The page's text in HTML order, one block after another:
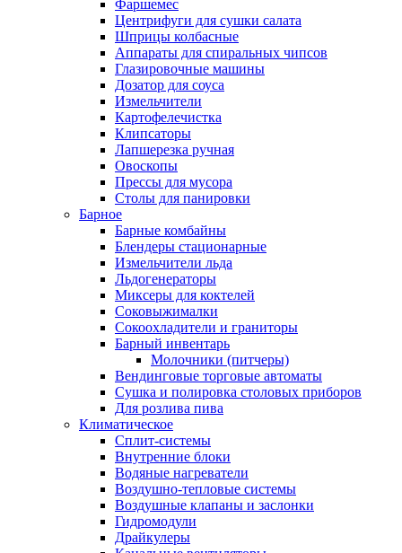
Фаршемес
Центрифуги для сушки салата
Шприцы колбасные
Аппараты для спиральных чипсов
Глазировочные машины
Дозатор для соуса
Измельчители
Картофелечистка
Клипсаторы
Лапшерезка ручная
Овоскопы
Прессы для мусора
Столы для панировки
Барное
Барные комбайны
Блендеры стационарные
Измельчители льда
Льдогенераторы
Миксеры для коктелей
Соковыжималки
Сокоохладители и граниторы
Барный инвентарь
Молочники (питчеры)
Вендинговые торговые автоматы
Сушка и полировка столовых приборов
Для розлива пива
Климатическое
Сплит-системы
Внутренние блоки
Водяные нагреватели
Воздушно-тепловые системы
Воздушные клапаны и заслонки
Гидромодули
Драйкулеры